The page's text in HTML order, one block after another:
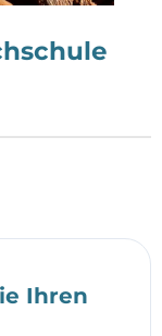
Ihren